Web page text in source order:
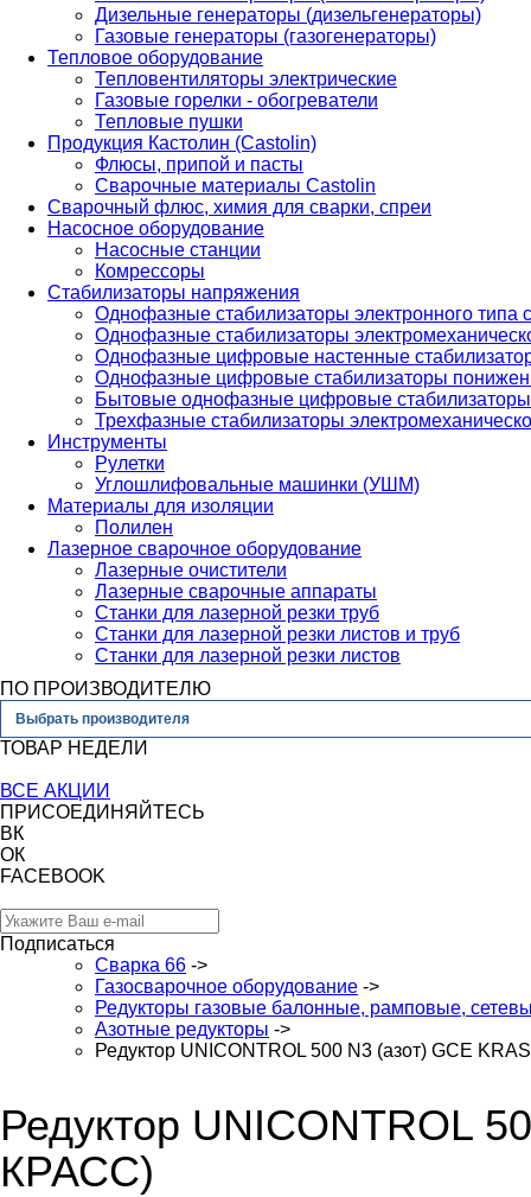
Дизельные генераторы (дизельгенераторы)
Газовые генераторы (газогенераторы)
Тепловое оборудование
Тепловентиляторы электрические
Газовые горелки - обогреватели
Тепловые пушки
Продукция Кастолин (Castolin)
Флюсы, припой и пасты
Сварочные материалы Castolin
Сварочный флюс, химия для сварки, спреи
Насосное оборудование
Насосные станции
Комрессоры
Стабилизаторы напряжения
Однофазные стабилизаторы электронного
Однофазные стабилизаторы
Однофазные цифровые настенные
Однофазные цифровые стабилизаторы
Бытовые однофазные цифровые стабилизаторы
Трехфазные стабилизаторы
Инструменты
Рулетки
Углошлифовальные машинки (УШМ)
Материалы для изоляции
Полилен
Лазерное сварочное оборудование
Лазерные очистители
Лазерные сварочные аппараты
Станки для лазерной резки труб
Станки для лазерной резки листов и труб
Станки для лазерной резки листов
ПО ПРОИЗВОДИТЕЛЮ
Выбрать производителя
ТОВАР НЕДЕЛИ
ВСЕ АКЦИИ
ПРИСОЕДИНЯЙТЕСЬ
ВК
ОК
FACEBOOK
Подписаться
Сварка 66 ->
Газосварочное оборудование ->
Редукторы газовые балонные, рамповые,
Азотные редукторы ->
Редуктор UNICONTROL 500 N3 (азот) GCE
Редуктор UNICONTROL
КРАСС)